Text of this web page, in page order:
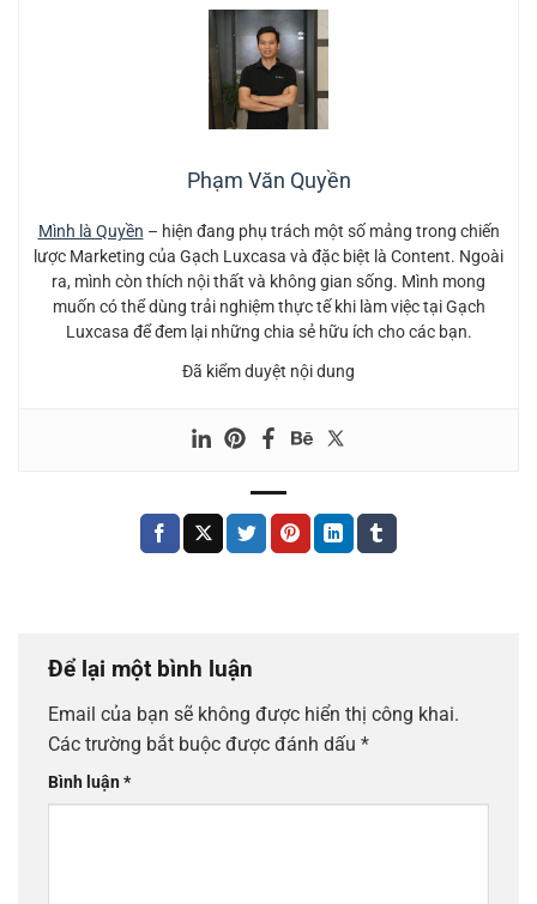
Phạm Văn Quyền
Mình là Quyền – hiện đang phụ trách một số mảng trong chiến
lược Marketing của Gạch Luxcasa và đặc biệt là Content. Ngoài
ra, mình còn thích nội thất và không gian sống. Mình mong
muốn có thể dùng trải nghiệm thực tế khi làm việc tại Gạch
Luxcasa để đem lại những chia sẻ hữu ích cho các bạn.
Đã kiểm duyệt nội dung
Để lại một bình luận
Email của bạn sẽ không được hiển thị công khai.
Các trường bắt buộc được đánh dấu *
Bình luận*